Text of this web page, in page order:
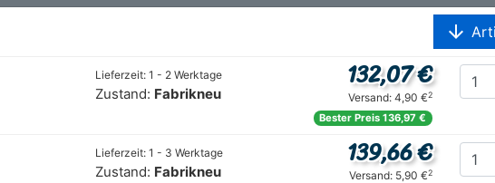
arrow_downward
Lieferzeit: 1 - 2 Werktage
Zustand: Fabrikneu
132,07 €
Versand: 4,90 €2
Bester Preis 136,97 €
Lieferzeit: 1 - 3 Werktage
Zustand: Fabrikneu
139,66 €
Versand: 5,90 €2